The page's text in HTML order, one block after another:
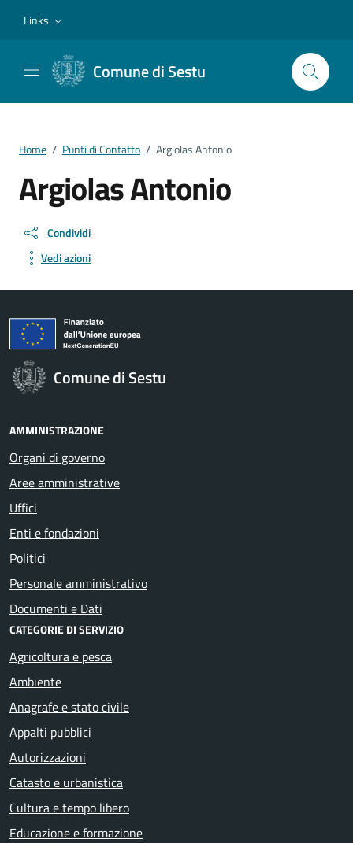
Links
Comune di Sestu
Home / Punti di Contatto / Argiolas Antonio
Argiolas Antonio
Condividi
Vedi azioni
Comune di Sestu
AMMINISTRAZIONE
Organi di governo
Aree amministrative
Uffici
Enti e fondazioni
Politici
Personale amministrativo
Documenti e Dati
CATEGORIE DI SERVIZIO
Agricoltura e pesca
Ambiente
Anagrafe e stato civile
Appalti pubblici
Autorizzazioni
Catasto e urbanistica
Cultura e tempo libero
Educazione e formazione